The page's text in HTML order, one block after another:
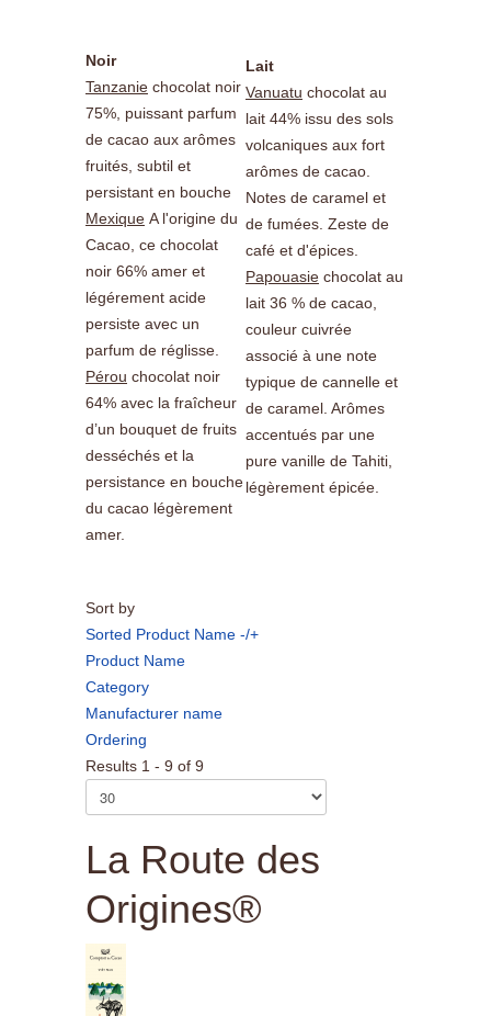
Noir
Tanzanie chocolat noir
75%, puissant parfum
de cacao aux arômes
fruités, subtil et
persistant en bouche
Mexique A l'origine du
Cacao, ce chocolat
noir 66% amer et
légérement acide
persiste avec un
parfum de réglisse.
Pérou chocolat noir
64% avec la fraîcheur
d’un bouquet de fruits
desséchés et la
persistance en bouche
du cacao légèrement
amer.
Lait
Vanuatu chocolat au
lait 44% issu des sols
volcaniques aux fort
arômes de cacao.
Notes de caramel et
de fumées. Zeste de
café et d'épices.
Papouasie chocolat au
lait 36 % de cacao,
couleur cuivrée
associé à une note
typique de cannelle et
de caramel. Arômes
accentués par une
pure vanille de Tahiti,
légèrement épicée.
Sort by
Sorted Product Name -/+
Product Name
Category
Manufacturer name
Ordering
Results 1 - 9 of 9
La Route des
Origines®